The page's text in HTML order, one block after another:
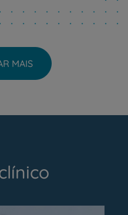
MAIS